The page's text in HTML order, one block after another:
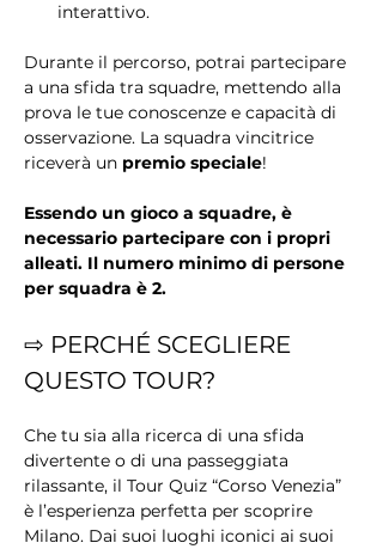
interattivo.
Durante il percorso, potrai partecipare
a una sfida tra squadre, mettendo alla
prova le tue conoscenze e capacità di
osservazione. La squadra vincitrice
riceverà un premio speciale!
Essendo un gioco a squadre, è
necessario partecipare con i propri
alleati. Il numero minimo di persone
per squadra è 2.
⇨ PERCHÉ SCEGLIERE
QUESTO TOUR?
Che tu sia alla ricerca di una sfida
divertente o di una passeggiata
rilassante, il Tour Quiz “Corso Venezia”
è l’esperienza perfetta per scoprire
Milano. Dai suoi luoghi iconici ai suoi